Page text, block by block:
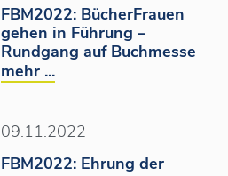
FBM2022: BücherFrauen
gehen in Führung –
Rundgang auf Buchmesse
mehr ...
09.11.2022
FBM2022: Ehrung der